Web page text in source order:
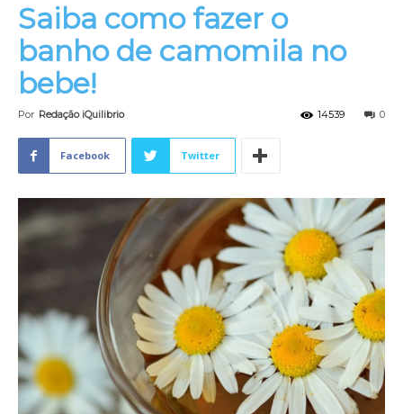
Saiba como fazer o
banho de camomila no
bebe!
Por Redação iQuilibrio 0
14539
Facebook Twitter